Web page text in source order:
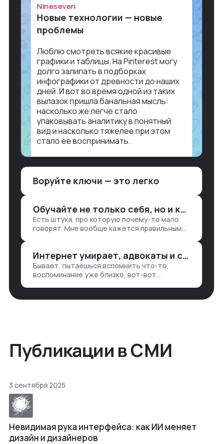
Nineseven
Новые технологии — новые
проблемы
Люблю смотреть всякие красивые
графики и таблицы. На Pinterest могу
долго залипать в подборках
инфографики от древности до наших
дней. И вот во время одной из таких
вылазок пришла банальная мысль:
насколько же легче стало
упаковывать аналитику в понятный
вид и насколько тяжелее при этом
стало ее воспринимать.
Объясню в разрезе нашей работы.
Чтобы создать дашборд со всякой
аналитикой лет 15 назад, нужно было:
продажи, заявки, прогресс по проекту
— все ручками
Воруйте ключи — это легко
Обучайте не только себя, но и клиентов
Есть штука, про которую почему-то мало
говорят. Мне вообще кажется правильным
хватаешь у клиента: е…
Интернет умирает, адвокаты и судьи в растерянности, а я хочу песню
Бывает, пытаешься вспомнить что-то,
воспоминание уже близко, вот-вот
неделями, если сильно не повезе…
Публикации в СМИ
3 сентября 2025
Невидимая рука интерфейса: как ИИ меняет
дизайн и дизайнеров